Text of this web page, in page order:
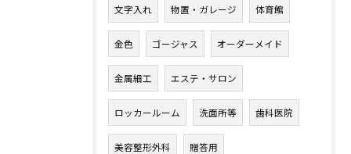
文字入れ 物置・ガレージ 体育館
金色 ゴージャス オーダーメイド
金属細工 エステ・サロン
ロッカールーム 洗面所等 歯科医院
美容整形外科 贈答用